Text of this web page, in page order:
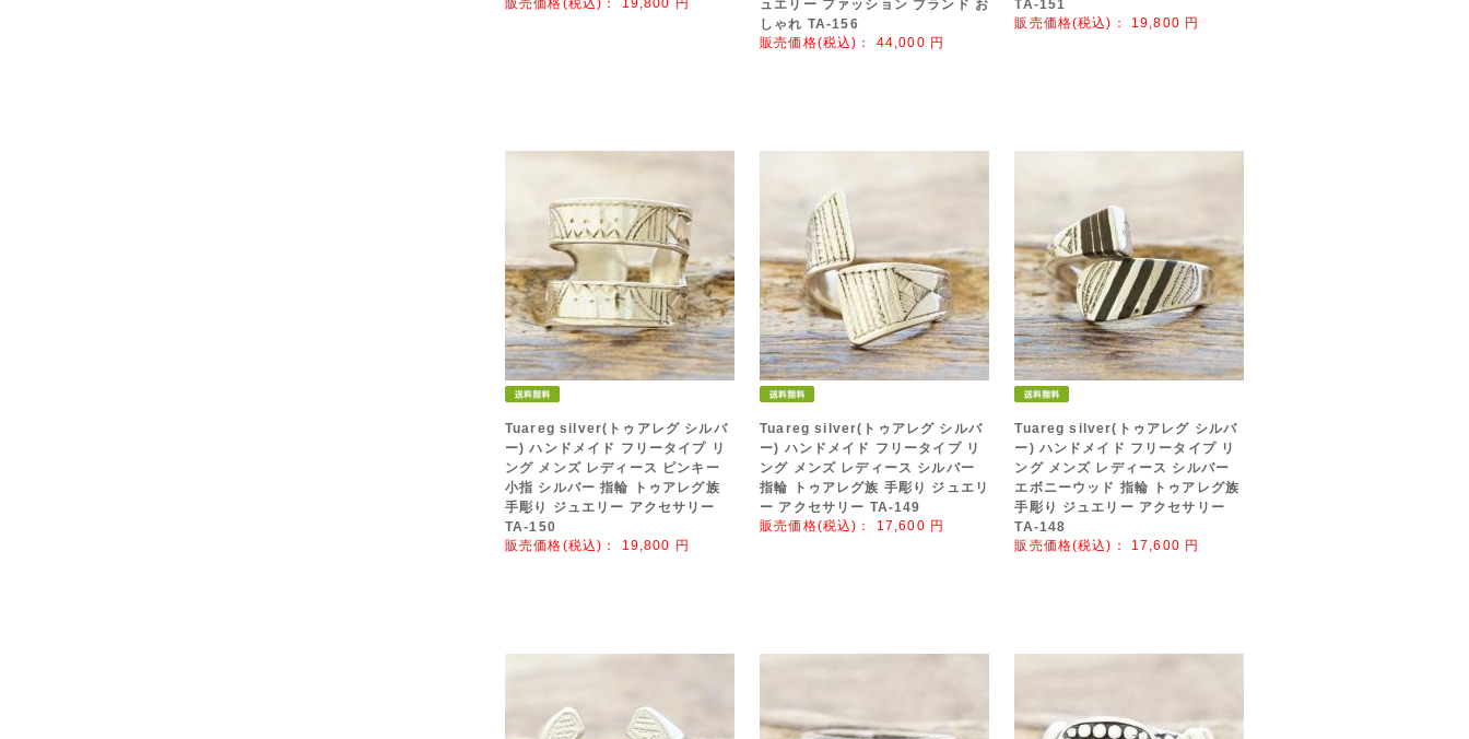
販売価格(税込)： 19,800 円
ュエリー ファッション ブランド お
しゃれ TA-156
販売価格(税込)： 44,000 円
TA-151
販売価格(税込)： 19,800 円
Tuareg silver(トゥアレグ シルバ
ー) ハンドメイド フリータイプ リ
ング メンズ レディース ピンキー
小指 シルバー 指輪 トゥアレグ族
手彫り ジュエリー アクセサリー
TA-150
販売価格(税込)： 19,800 円
Tuareg silver(トゥアレグ シルバ
ー) ハンドメイド フリータイプ リ
ング メンズ レディース シルバー
指輪 トゥアレグ族 手彫り ジュエリ
ー アクセサリー TA-149
販売価格(税込)： 17,600 円
Tuareg silver(トゥアレグ シルバ
ー) ハンドメイド フリータイプ リ
ング メンズ レディース シルバー
エボニーウッド 指輪 トゥアレグ族
手彫り ジュエリー アクセサリー
TA-148
販売価格(税込)： 17,600 円